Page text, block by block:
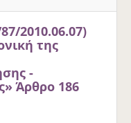
2010.06.07)
της
-
Άρθρο 186